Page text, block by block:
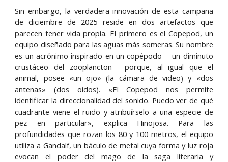
Sin embargo, la verdadera innovación de esta campaña
de diciembre de 2025 reside en dos artefactos que
parecen tener vida propia. El primero es el Copepod, un
equipo diseñado para las aguas más someras. Su nombre
es un acrónimo inspirado en un copépodo —un diminuto
crustáceo del zooplancton— porque, al igual que el
animal, posee «un ojo» (la cámara de video) y «dos
antenas» (dos oídos). «El Copepod nos permite
identificar la direccionalidad del sonido. Puedo ver de qué
cuadrante viene el ruido y atribuírselo a una especie de
pez en particular», explica Hinojosa. Para las
profundidades que rozan los 80 y 100 metros, el equipo
utiliza a Gandalf, un báculo de metal cuya forma y luz roja
evocan el poder del mago de la saga literaria y